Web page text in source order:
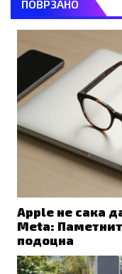
ПОВРЗАНО
Apple не сака
Meta:
подоцна